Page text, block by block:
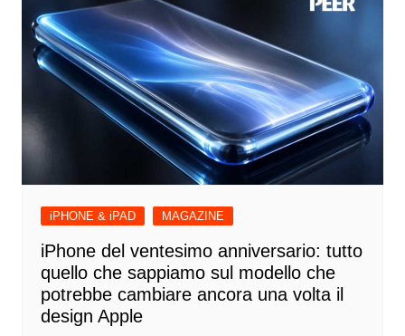
iPHONE & iPAD MAGAZINE
iPhone del ventesimo anniversario: tutto
quello che sappiamo sul modello che
potrebbe cambiare ancora una volta il
design Apple